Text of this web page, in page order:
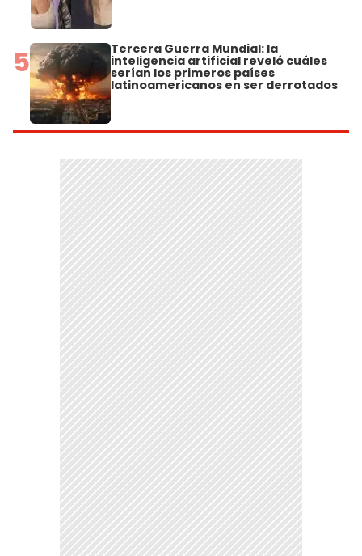
5 Tercera Guerra Mundial: la
inteligencia artificial reveló cuáles
serían los primeros países
latinoamericanos en ser derrotados